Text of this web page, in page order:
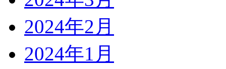
2024年2月
2024年1月